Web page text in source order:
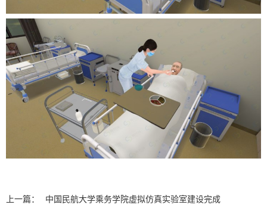
上一篇：
中国民航大学乘务学院虚拟仿真实验室建设完成